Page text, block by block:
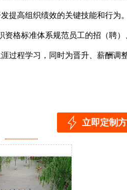
提高组织绩效的关键技能和行为。
资格标准体系规范员工的招（聘）
过程学习，同时为晋升、薪酬调
立即定制